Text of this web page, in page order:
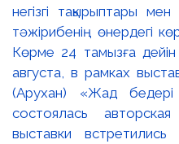
негізгі тақырыптары
тәжірибенің өнердегі
Көрме 24 тамызға
августа, в рамках
(Арухан) «Жад
состоялась
выставки